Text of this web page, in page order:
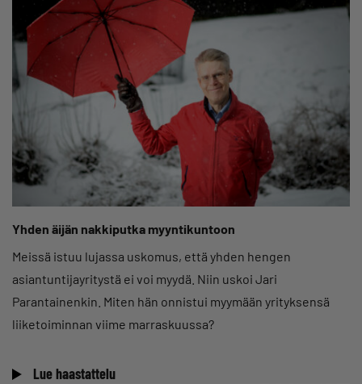
Yhden äijän nakkiputka myyntikuntoon
Meissä istuu lujassa uskomus, että yhden hengen
asiantuntijayritystä ei voi myydä. Niin uskoi Jari
Parantainenkin. Miten hän onnistui myymään yrityksensä
liiketoiminnan viime marraskuussa?
Lue haastattelu